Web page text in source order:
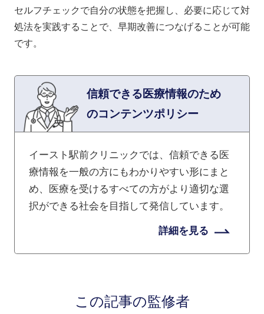
セルフチェックで自分の状態を把握し、必要に応じて対
処法を実践することで、早期改善につなげることが可能
です。
信頼できる医療情報のため
のコンテンツポリシー
イースト駅前クリニックでは、信頼できる医
療情報を一般の方にもわかりやすい形にまと
め、医療を受けるすべての方がより適切な選
択ができる社会を目指して発信しています。
詳細を見る
この記事の監修者